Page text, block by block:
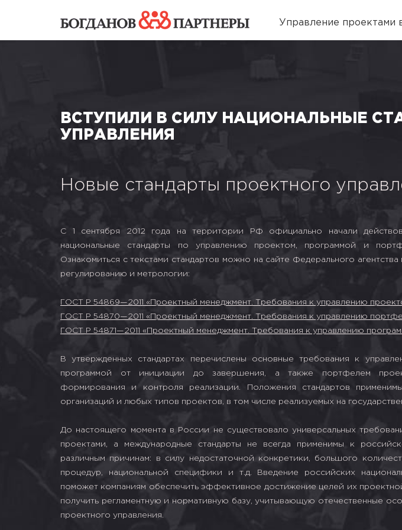
Управление проектами
ВСТУПИЛИ В СИЛУ НАЦИОНАЛЬНЫЕ
УПРАВЛЕНИЯ
Новые стандарты проектного
С 1 сентября 2012 года на территории РФ официально начали
национальные стандарты по управлению проектом, программой и
Ознакомиться с текстами стандартов можно на сайте Федерального
регулированию и метрологии:
ГОСТ Р 54869—2011 «Проектный менеджмент. Требования к управлению
ГОСТ Р 54870—2011 «Проектный менеджмент. Требования к управлению
ГОСТ Р 54871—2011 «Проектный менеджмент. Требования к управлению
В утвержденных стандартах перечислены основные требования к
программой от инициации до завершения, а также портфелем
формирования и контроля реализации. Положения стандартов
организаций и любых типов проектов, в том числе реализуемых на
До настоящего момента в России не существовало универсальных
проектами, а международные стандарты не всегда применимы к
различным причинам: в силу недостаточной конкретики, большого
процедур, национальной специфики и т.д. Введение российских
поможет компаниям обеспечить эффективное достижение целей их
получить регламентную и нормативную базу, учитывающую отечественные
проектного управления.